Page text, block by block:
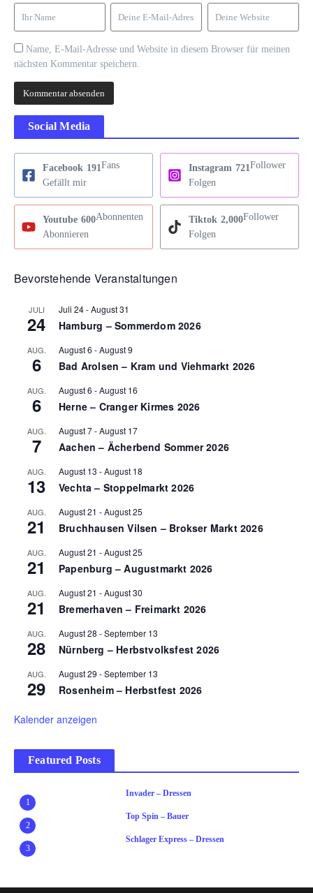
Name, E-Mail-Adresse und Website in diesem Browser für meinen
nächsten Kommentar speichern.
Social Media
Facebook 191Fans
Gefällt mir
Instagram 721Follower
Folgen
Youtube 600Abonnenten
Abonnieren
Tiktok 2,000Follower
Folgen
Bevorstehende Veranstaltungen
JULI
24
Juli 24-August 31
Hamburg – Sommerdom 2026
AUG.
6
August 6 -August 9
Bad Arolsen – Kram und Viehmarkt 2026
AUG.
6
August 6 -August 16
Herne – Cranger Kirmes 2026
AUG.
7
August 7-August 17
Aachen – Ächerbend Sommer 2026
AUG.
13
August 13 -August 18
Vechta – Stoppelmarkt 2026
AUG.
21
August 21 -August 25
Bruchhausen Vilsen – Brokser Markt 2026
AUG.
21
August 21 -August 25
Papenburg – Augustmarkt 2026
AUG.
21
August 21 -August 30
Bremerhaven – Freimarkt 2026
AUG.
28
August 28 -September 13
Nürnberg – Herbstvolksfest 2026
AUG.
29
August 29 -September 13
Rosenheim – Herbstfest 2026
Kalender anzeigen
Featured Posts
1
Invader – Dressen
2
Top Spin – Bauer
3
Schlager Express – Dressen